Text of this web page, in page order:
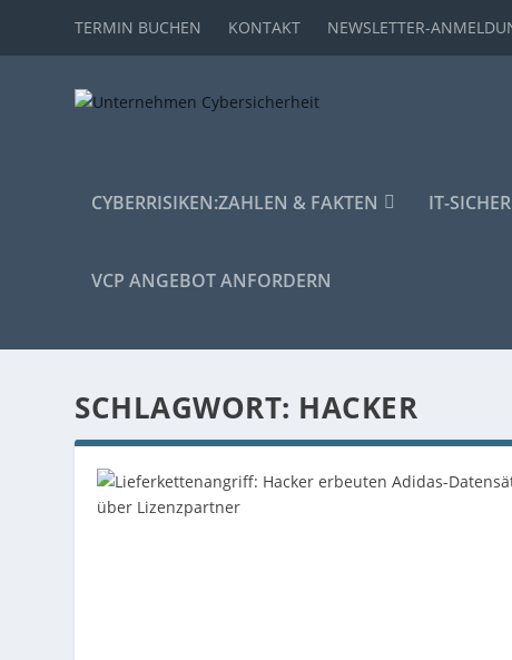
TERMIN BUCHEN KONTAKT NEWSLETTER-
CYBERRISIKEN:ZAHLEN & FAKTEN IT-
VCP ANGEBOT ANFORDERN
SCHLAGWORT: HACKER